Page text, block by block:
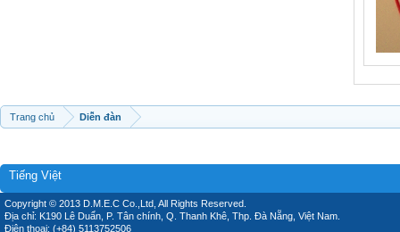
Trang chủ Diễn đàn
Tiếng Việt
Copyright © 2013 D.M.E.C Co.,Ltd, All Rights Reserved.
Địa chỉ: K190 Lê Duẩn, P. Tân chính, Q. Thanh Khê, Thp. Đà Nẵng, Việt Nam.
Điện thoại: (+84) 5113752506